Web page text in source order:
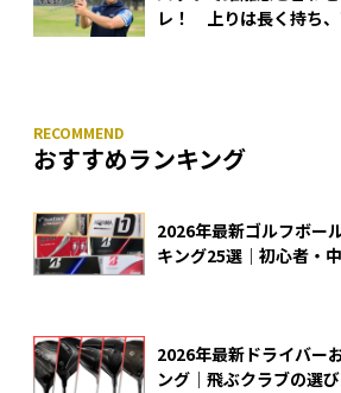
レ！ 上りは長く持ち、
おすすめランキング
2026年最新ゴルフボー
キング25選｜初心者・
2026年最新ドライバー
ング｜飛ぶクラブの選